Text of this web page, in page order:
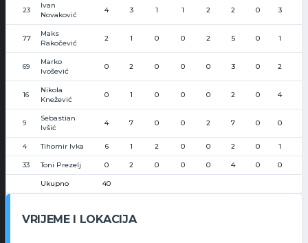
23
Ivan
Novaković
4 3 1 1 2 2 0 3
77
Maks
Rakočević
2 1 0 0 2 5 0 1
69
Marko
Ivošević
0 2 0 0 0 3 0 2
16
Nikola
Knežević
0 1 0 0 0 2 0 4
9
Sebastian
Ivšić
4 7 0 0 2 7 0 0
4 Tihomir Ivka 6 1 2 0 0 2 0 1
33 Toni Prezelj 0 2 0 0 0 4 0 0
Ukupno 40
VRIJEME I LOKACIJA